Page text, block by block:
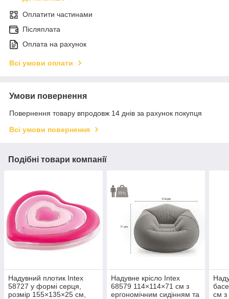
Оплатити частинами
Післяплата
Оплата на рахунок
Всі умови оплати
Умови повернення
Повернення товару впродовж 14 днів за рахунок покупця
Всі умови повернення
Подібні товари компанії
Надувний плотик Intex
58727 у формі серця,
розмір 155×135×25 см,
Надувне крісло Intex
68579 114×114×71 см з
ергономічним сидінням та
см з